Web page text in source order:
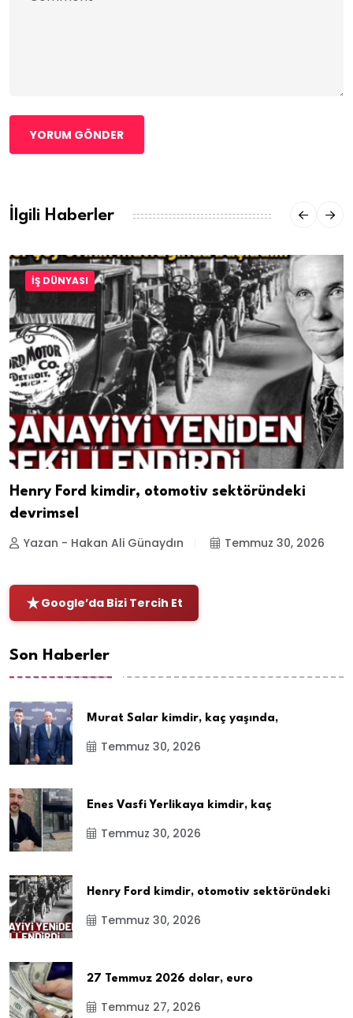
YORUM GÖNDER
İlgili Haberler
İŞ DÜNYASI
Henry Ford kimdir, otomotiv sektöründeki
devrimsel
Yazan - Hakan Ali Günaydın Temmuz 30, 2026
Google’da Bizi Tercih Et
Son Haberler
Murat Salar kimdir, kaç yaşında,
Temmuz 30, 2026
Enes Vasfi Yerlikaya kimdir, kaç
Temmuz 30, 2026
Henry Ford kimdir, otomotiv sektöründeki
Temmuz 30, 2026
27 Temmuz 2026 dolar, euro
Temmuz 27, 2026